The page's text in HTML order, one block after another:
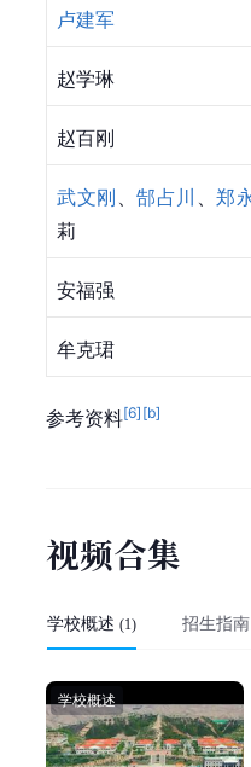
卢建军
赵学琳
赵百刚
武文刚 、郜占川 、郑
莉
安福强
牟克珺
参考资料[6] [b]
视频合集
学校概述 (1) 招生指南
学校概述